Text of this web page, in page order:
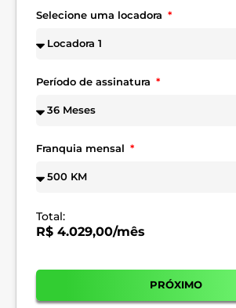
Selecione uma locadora
Período de assinatura
Franquia mensal
Total:
R$ 4.029,00/mês
PRÓXIMO